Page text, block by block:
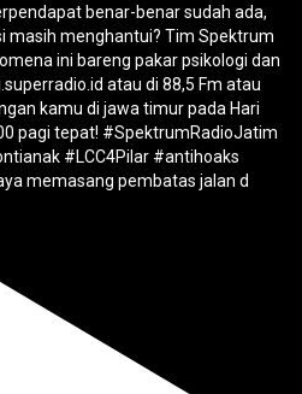
memasang pembatas jalan d